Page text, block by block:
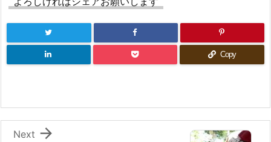
Copy

Next